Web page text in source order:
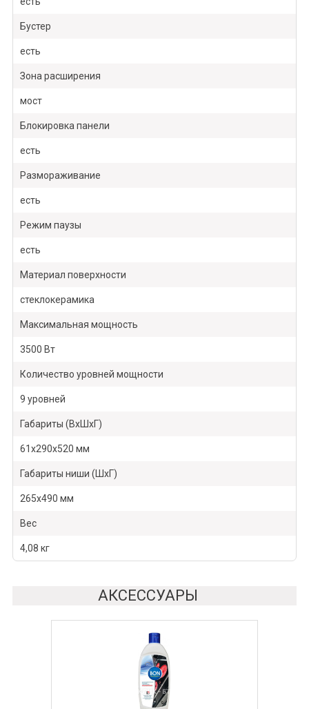
Бустер
есть
Зона расширения
мост
Блокировка панели
есть
Размораживание
есть
Режим паузы
есть
Материал поверхности
стеклокерамика
Максимальная мощность
3500 Вт
Количество уровней мощности
9 уровней
Габариты (ВхШхГ)
61х290х520 мм
Габариты ниши (ШхГ)
265х490 мм
Вес
4,08 кг
АКСЕССУАРЫ